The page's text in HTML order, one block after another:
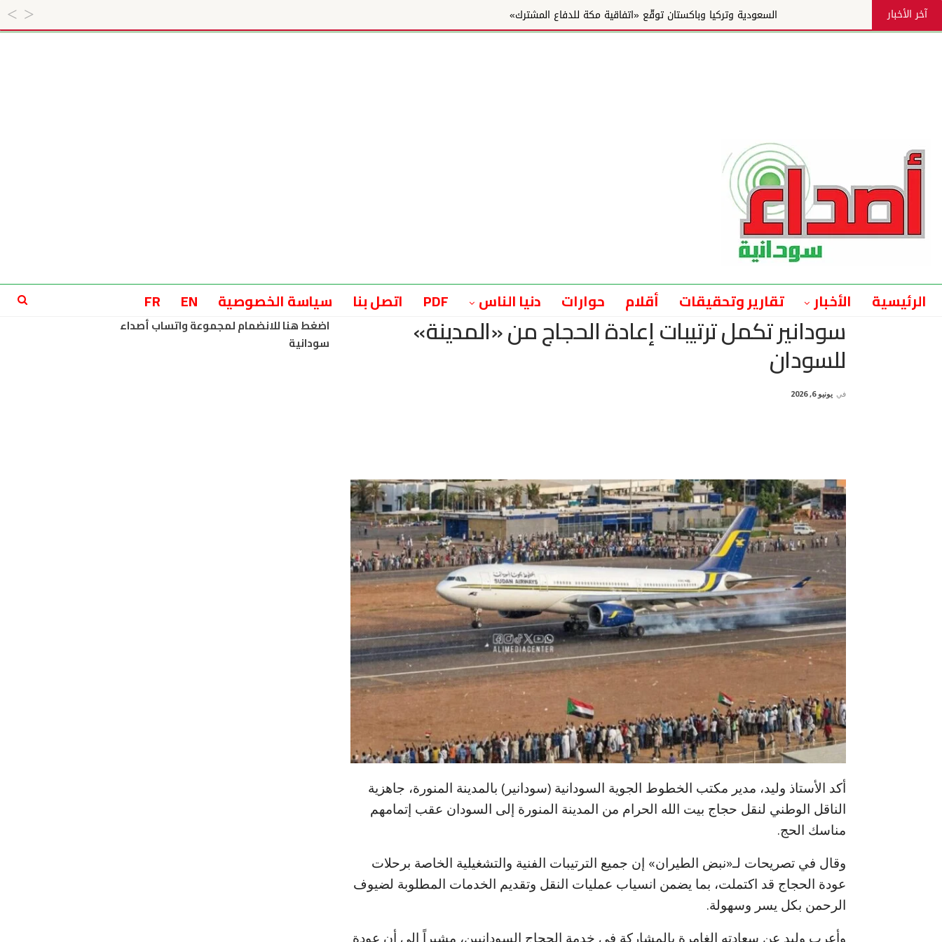
آخر الأخبار السعودية وتركيا وباكستان توقّع «اتفاقية مكة للدفاع المشترك»
الرئيسية الأخبار تقارير وتحقيقات أقلام حوارات دنيا الناس PDF اتصل بنا سياسة الخصوصية EN
FR
سودانير تكمل ترتيبات إعادة الحجاج من «المدينة»
للسودان
في يونيو 6, 2026
أكد الأستاذ وليد، مدير مكتب الخطوط الجوية السودانية (سودانير) بالمدينة المنورة، جاهزية
الناقل الوطني لنقل حجاج بيت الله الحرام من المدينة المنورة إلى السودان عقب إتمامهم
مناسك الحج.
وقال في تصريحات لـ«نبض الطيران» إن جميع الترتيبات الفنية والتشغيلية الخاصة برحلات
عودة الحجاج قد اكتملت، بما يضمن انسياب عمليات النقل وتقديم الخدمات المطلوبة لضيوف
الرحمن بكل يسر وسهولة.
وأعرب وليد عن سعادته الغامرة بالمشاركة في خدمة الحجاج السودانيين، مشيراً إلى أن عودة
اضغط هنا للانضمام لمجموعة واتساب أصداء
سودانية